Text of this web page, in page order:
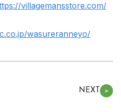
villagemansstore.com/
wasureranneyo/
NEXT ＞